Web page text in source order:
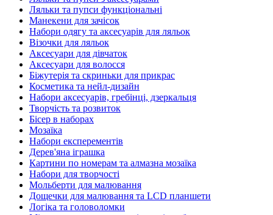
Ляльки та пупси функціональні
Манекени для зачісок
Набори одягу та аксесуарів для ляльок
Візочки для ляльок
Аксесуари для дівчаток
Аксесуари для волосся
Біжутерія та скриньки для прикрас
Косметика та нейл-дизайн
Набори аксесуарів, гребінці, дзеркальця
Творчість та розвиток
Бісер в наборах
Мозаїка
Набори експерементів
Дерев'яна іграшка
Картини по номерам та алмазна мозаїка
Набори для творчості
Мольберти для малювання
Дощечки для малювання та LCD планшети
Логіка та головоломки